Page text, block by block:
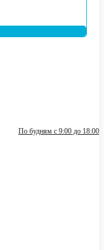
По будням с 9:00 до 18:00